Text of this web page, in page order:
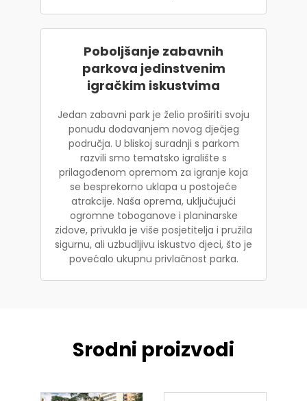
Poboljšanje zabavnih
parkova jedinstvenim
igračkim iskustvima
Jedan zabavni park je želio proširiti svoju
ponudu dodavanjem novog dječjeg
područja. U bliskoj suradnji s parkom
razvili smo tematsko igralište s
prilagođenom opremom za igranje koja
se besprekorno uklapa u postojeće
atrakcije. Naša oprema, uključujući
ogromne toboganove i planinarske
zidove, privukla je više posjetitelja i pružila
sigurnu, ali uzbudljivu iskustvo djeci, što je
povećalo ukupnu privlačnost parka.
Srodni proizvodi